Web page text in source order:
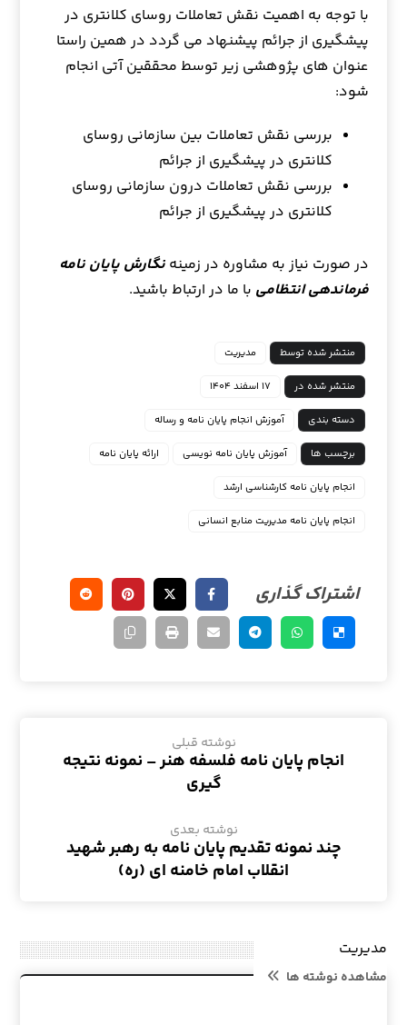
با توجه به اهمیت نقش تعاملات روسای کلانتری در
پیشگیری از جرائم پیشنهاد می گردد در همین راستا
عنوان های پژوهشی زیر توسط محققین آتی انجام
شود:
بررسی نقش تعاملات بین سازمانی روسای
کلانتری در پیشگیری از جرائم
بررسی نقش تعاملات درون سازمانی روسای
کلانتری در پیشگیری از جرائم
در صورت نیاز به مشاوره در زمینهنگارش پایان نامه
فرماندهی انتظامی با ما در ارتباط باشید.
منتشر شده توسط مدیریت
منتشر شده در ۱۷ اسفند ۱۴۰۴
دسته بندی آموزش انجام پایان نامه و رساله
برچسب ها آموزش پایان نامه نویسی ارائه پایان نامه
انجام پايان نامه كارشناسي ارشد
انجام پایان نامه مدیریت منابع انسانی
نوشته قبلی
انجام پایان نامه فلسفه هنر – نمونه نتیجه
گیری
نوشته بعدی
چند نمونه تقدیم پایان نامه به رهبر شهید
انقلاب امام خامنه ای (ره)
مدیریت
مشاهده نوشته ها